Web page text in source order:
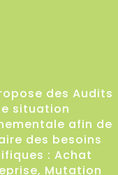
des Audits
situation
afin de
des besoins
: Achat
Mutation